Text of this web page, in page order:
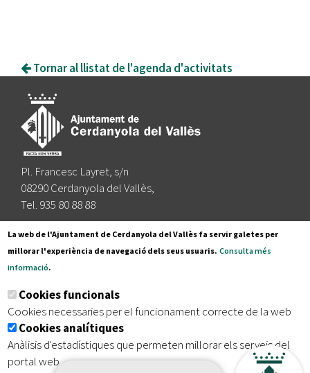
Tornar al llistat de l'agenda d'activitats
Pl. Francesc Layret, s/n
08290 Cerdanyola del Vallès,
Tel. 935 80 88 88
Segueix-nos a:
Subscriu-te al nostre butlletí
Inici | Avís legal | Protecció de dades
| Accessibilitat
La web de l'Ajuntament de Cerdanyola del Vallès fa servir galetes per
millorar l'experiència de navegació dels seus usuaris. Consulta més
informació.
Cookies funcionals
Cookies necessaries per el funcionament correcte de la web
Cookies analítiques
Anàlisis d'estadístiques que permeten millorar els serveis del
portal web